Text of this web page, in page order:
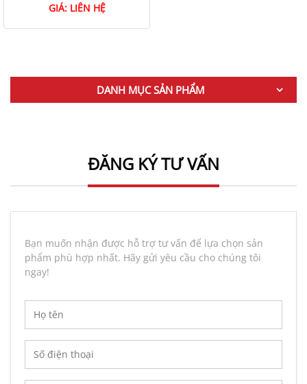
GIÁ:LIÊN HỆ
DANH MỤC SẢN PHẨM
ĐĂNG KÝ TƯ VẤN
Bạn muốn nhận được hỗ trợ tư vấn để lựa chọn sản
phẩm phù hợp nhất. Hãy gửi yêu cầu cho chúng tôi
ngay!